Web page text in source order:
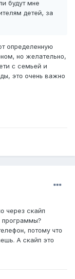
будут мне
детей, за
определенную
но желательно,
с семьей и
это очень важно
через скайп
программы?
потому что
А скайп это